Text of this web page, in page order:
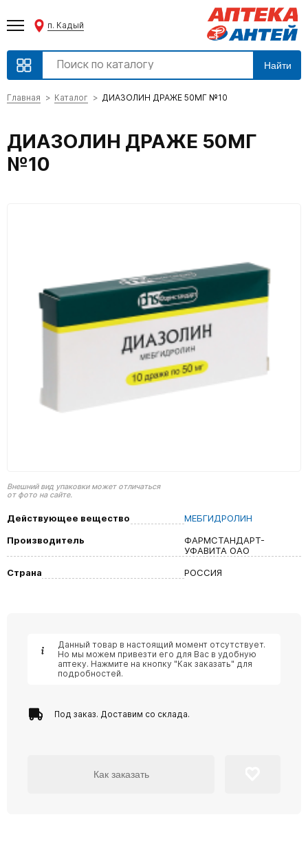
п. Кадый
Найти
Главная Каталог ДИАЗОЛИН ДРАЖЕ 50МГ №10
ДИАЗОЛИН ДРАЖЕ 50МГ
№10
Внешний вид упаковки может отличаться
от фото на сайте.
Действующее вещество
МЕБГИДРОЛИН
Производитель
ФАРМСТАНДАРТ-
УФАВИТА ОАО
Страна
РОССИЯ
Данный товар в настоящий момент отсутствует.
Но мы можем привезти его для Вас в удобную
аптеку. Нажмите на кнопку "Как заказать" для
подробностей.
Под заказ. Доставим со склада.
Как заказать